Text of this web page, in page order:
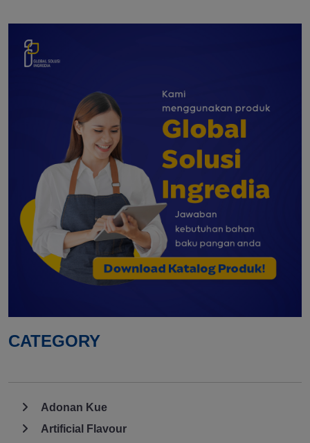
CATEGORY
Adonan Kue
Artificial Flavour